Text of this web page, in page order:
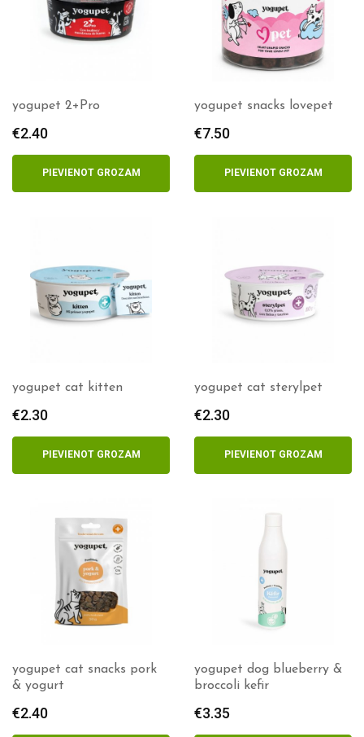
yogupet 2+Pro
€2.40
PIEVIENOT GROZAM
yogupet snacks lovepet
€7.50
PIEVIENOT GROZAM
yogupet cat kitten
€2.30
PIEVIENOT GROZAM
yogupet cat sterylpet
€2.30
PIEVIENOT GROZAM
yogupet cat snacks pork
& yogurt
€2.40
yogupet dog blueberry &
broccoli kefir
€3.35